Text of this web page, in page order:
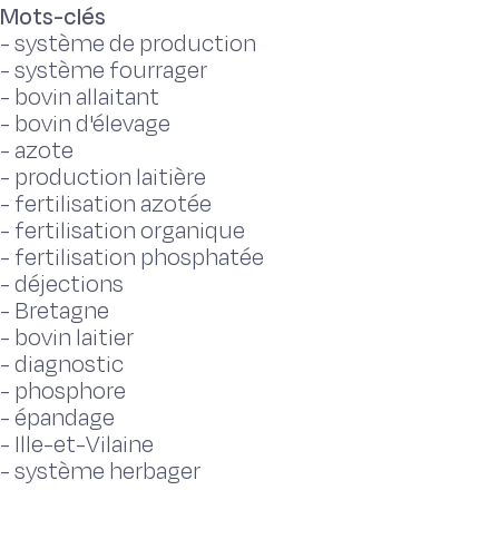
Mots-clés
-système de production
-système fourrager
- bovin allaitant
- bovin d'élevage
- azote
- production laitière
- fertilisation azotée
- fertilisation organique
- fertilisation phosphatée
-déjections
- Bretagne
- bovin laitier
-diagnostic
- phosphore
-épandage
- Ille-et-Vilaine
-système herbager